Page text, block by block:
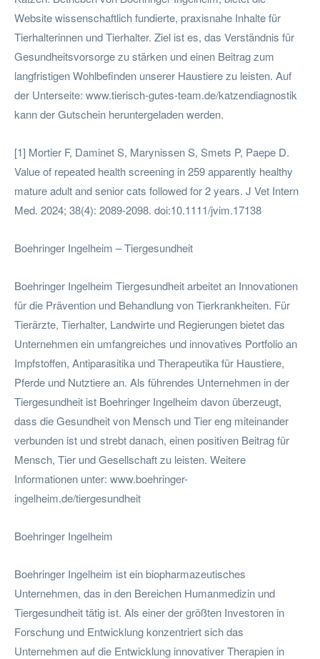
Website wissenschaftlich fundierte, praxisnahe Inhalte für
Tierhalterinnen und Tierhalter. Ziel ist es, das Verständnis für
Gesundheitsvorsorge zu stärken und einen Beitrag zum
langfristigen Wohlbefinden unserer Haustiere zu leisten. Auf
der Unterseite: www.tierisch-gutes-team.de/katzendiagnostik
kann der Gutschein heruntergeladen werden.
[1] Mortier F, Daminet S, Marynissen S, Smets P, Paepe D.
Value of repeated health screening in 259 apparently healthy
mature adult and senior cats followed for 2 years. J Vet Intern
Med. 2024; 38(4): 2089-2098. doi:10.1111/jvim.17138
Boehringer Ingelheim – Tiergesundheit
Boehringer Ingelheim Tiergesundheit arbeitet an Innovationen
für die Prävention und Behandlung von Tierkrankheiten. Für
Tierärzte, Tierhalter, Landwirte und Regierungen bietet das
Unternehmen ein umfangreiches und innovatives Portfolio an
Impfstoffen, Antiparasitika und Therapeutika für Haustiere,
Pferde und Nutztiere an. Als führendes Unternehmen in der
Tiergesundheit ist Boehringer Ingelheim davon überzeugt,
dass die Gesundheit von Mensch und Tier eng miteinander
verbunden ist und strebt danach, einen positiven Beitrag für
Mensch, Tier und Gesellschaft zu leisten. Weitere
Informationen unter: www.boehringer-
ingelheim.de/tiergesundheit
Boehringer Ingelheim
Boehringer Ingelheim ist ein biopharmazeutisches
Unternehmen, das in den Bereichen Humanmedizin und
Tiergesundheit tätig ist. Als einer der größten Investoren in
Forschung und Entwicklung konzentriert sich das
Unternehmen auf die Entwicklung innovativer Therapien in